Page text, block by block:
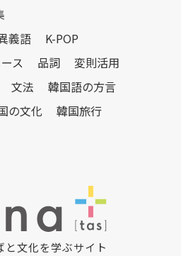
義語
K-POP
ス 品詞
変則活用
文法
韓国語の方言
の文化
韓国旅行
と文化を学ぶサイト